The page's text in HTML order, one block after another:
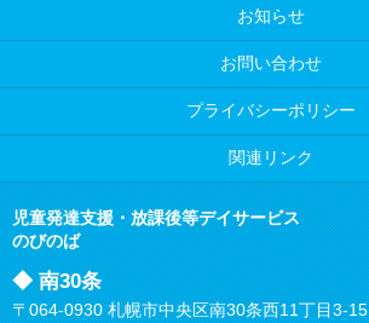
お知らせ
お問い合わせ
プライバシーポリシー
関連リンク
児童発達支援・放課後等デイサービス
のびのば
◆ 南30条
〒064-0930 札幌市中央区南30条西11丁目3-15